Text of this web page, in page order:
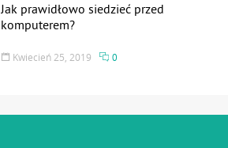
Jak prawidłowo siedzieć przed
komputerem?
Kwiecień 25, 2019 0